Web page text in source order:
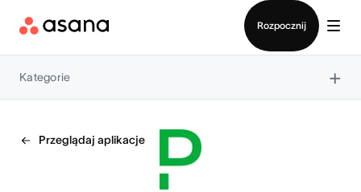
Rozpocznij
Kategorie ×
Przeglądaj aplikacje